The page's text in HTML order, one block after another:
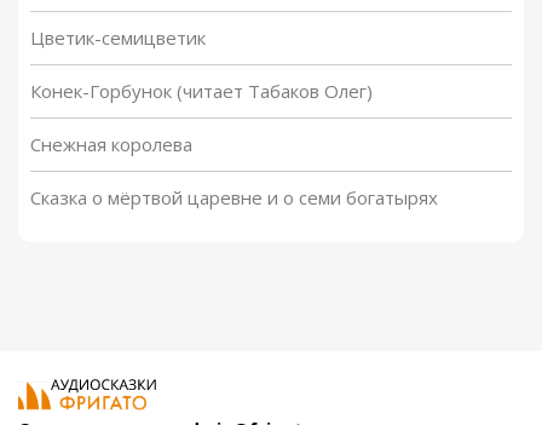
Цветик-семицветик
Конек-Горбунок (читает Табаков Олег)
Снежная королева
Сказка о мёртвой царевне и о семи богатырях